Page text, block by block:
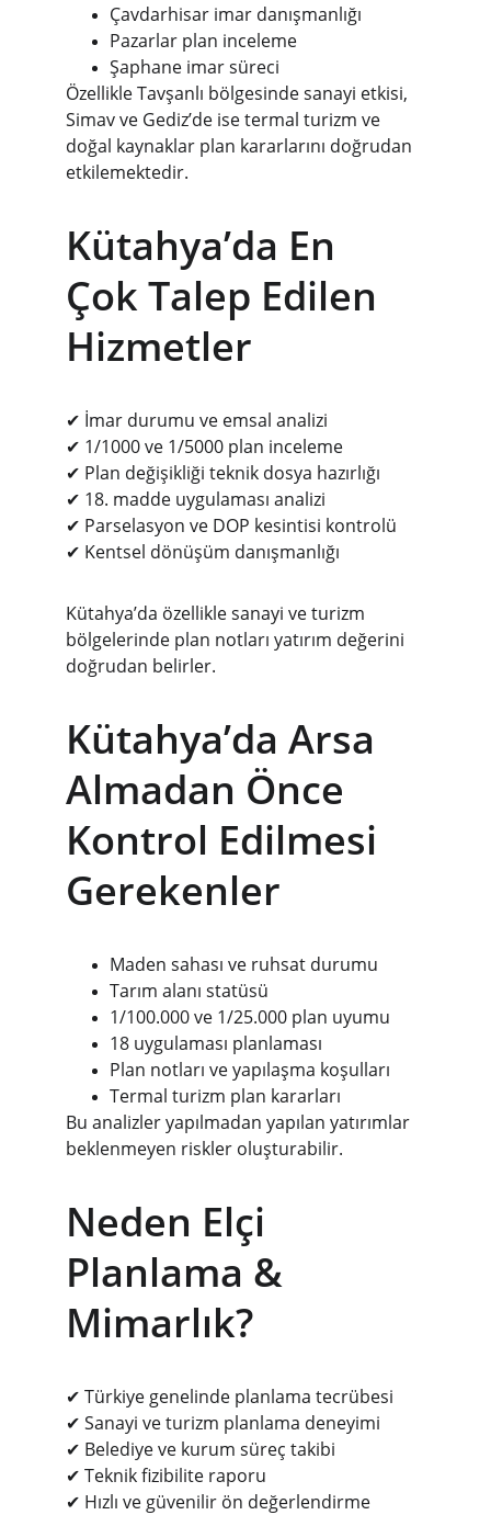
Çavdarhisar imar danışmanlığı
Pazarlar plan inceleme
Şaphane imar süreci
Özellikle Tavşanlı bölgesinde sanayi etkisi,
Simav ve Gediz’de ise termal turizm ve
doğal kaynaklar plan kararlarını doğrudan
etkilemektedir.
Kütahya’da En
Çok Talep Edilen
Hizmetler
✔ İmar durumu ve emsal analizi
✔ 1/1000 ve 1/5000 plan inceleme
✔ Plan değişikliği teknik dosya hazırlığı
✔ 18. madde uygulaması analizi
✔ Parselasyon ve DOP kesintisi kontrolü
✔ Kentsel dönüşüm danışmanlığı
Kütahya’da özellikle sanayi ve turizm
bölgelerinde plan notları yatırım değerini
doğrudan belirler.
Kütahya’da Arsa
Almadan Önce
Kontrol Edilmesi
Gerekenler
Maden sahası ve ruhsat durumu
Tarım alanı statüsü
1/100.000 ve 1/25.000 plan uyumu
18 uygulaması planlaması
Plan notları ve yapılaşma koşulları
Termal turizm plan kararları
Bu analizler yapılmadan yapılan yatırımlar
beklenmeyen riskler oluşturabilir.
Neden Elçi
Planlama &
Mimarlık?
✔ Türkiye genelinde planlama tecrübesi
✔ Sanayi ve turizm planlama deneyimi
✔ Belediye ve kurum süreç takibi
✔ Teknik fizibilite raporu
✔ Hızlı ve güvenilir ön değerlendirme